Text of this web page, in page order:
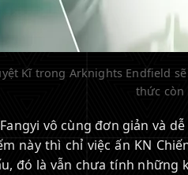
Kĩ trong Arknights Endfield
thức còn
vô cùng đơn giản và
này thì chỉ việc ấn KN
đó là vẫn chưa tính những